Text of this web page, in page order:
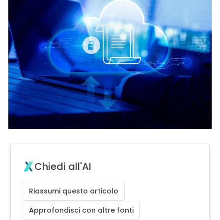
Chiedi all'AI
Riassumi questo articolo
Approfondisci con altre fonti